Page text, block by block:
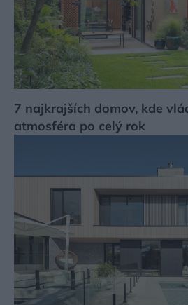
7 najkrajších domov, kde
atmosféra po celý rok